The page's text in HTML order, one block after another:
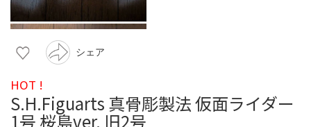
シェア
HOT !
S.H.Figuarts 真骨彫製法 仮面ライダー
1号 桜島ver. 旧2号